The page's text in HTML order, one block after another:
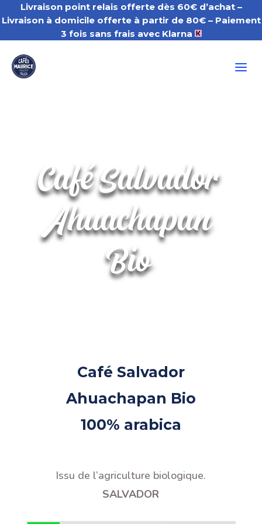
Livraison point relais offerte dès 60€ d’achat –
Livraison à domicile offerte à partir de 80€ – Paiement
3 fois sans frais avec Klarna
a
Café Salvador
Ahuachapan
Bio
Café Salvador
Ahuachapan Bio
100% arabica
Issu de l’agriculture biologique.
SALVADOR